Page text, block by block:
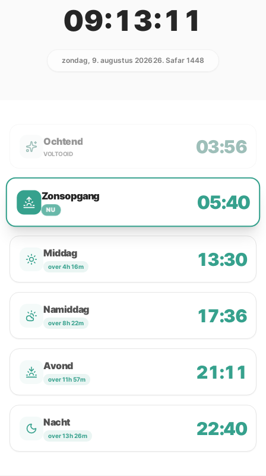
09:13:11
zondag, 9. augustus 202626. Safar 1448
Ochtend
VOLTOOID 03:56
Zonsopgang
NU 05:40
Middag
over 4h 16m 13:30
Namiddag
over 8h 22m 17:36
Avond
over 11h 57m 21:11
Nacht
over 13h 26m 22:40